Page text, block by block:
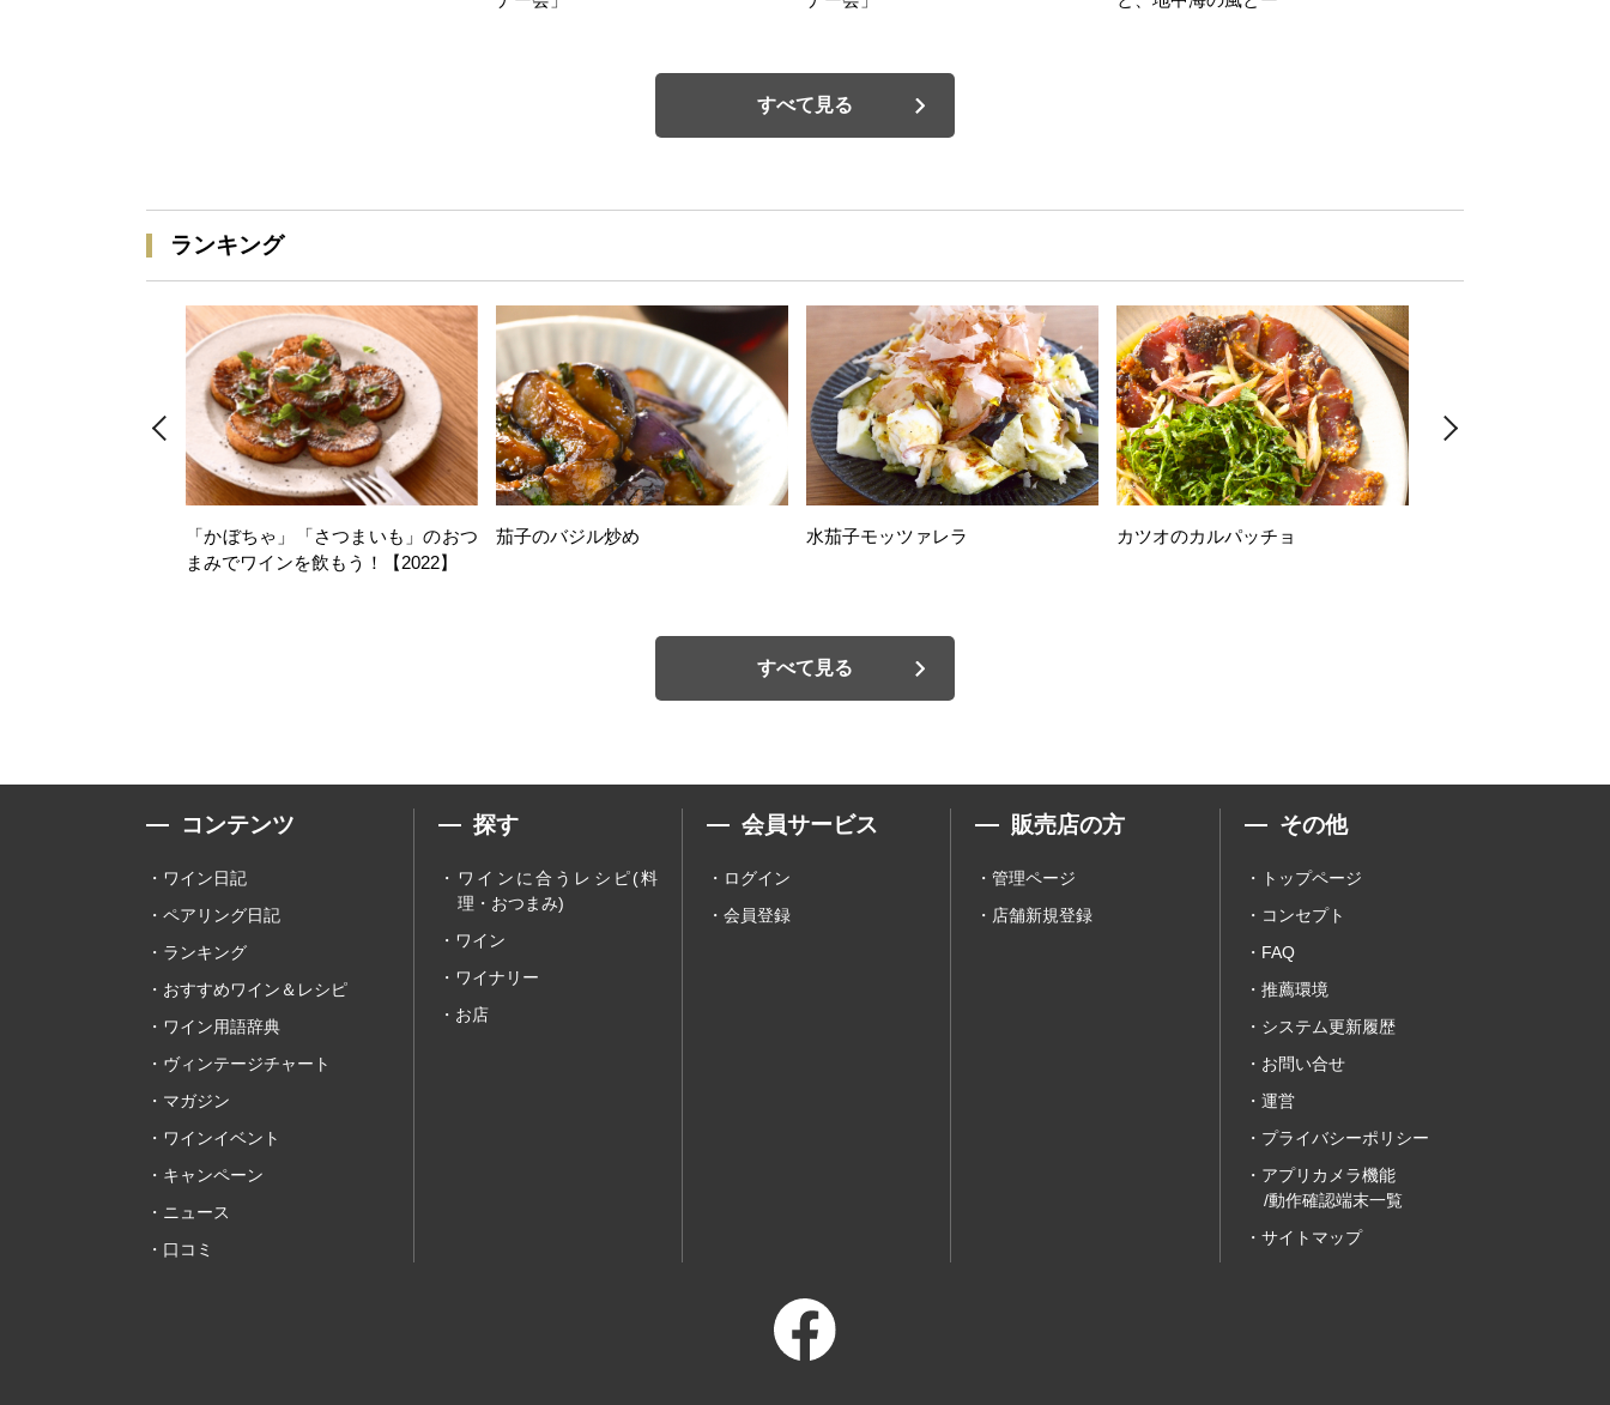
すべて見る
ランキング
「かぼちゃ」「さつまいも」のおつ
まみでワインを飲もう！【2022】
茄子のバジル炒め 水茄子モッツァレラ カツオのカルパッチョ
すべて見る
コンテンツ
ワイン日記
ペアリング日記
ランキング
おすすめワイン＆レシピ
ワイン用語辞典
ヴィンテージチャート
マガジン
ワインイベント
キャンペーン
ニュース
口コミ
探す
ワインに合うレシピ(料
理・おつまみ)
ワイン
ワイナリー
お店
会員サービス
ログイン
会員登録
販売店の方
管理ページ
店舗新規登録
その他
トップページ
コンセプト
FAQ
推薦環境
システム更新履歴
お問い合せ
運営
プライバシーポリシー
アプリカメラ機能
/動作確認端末一覧
サイトマップ